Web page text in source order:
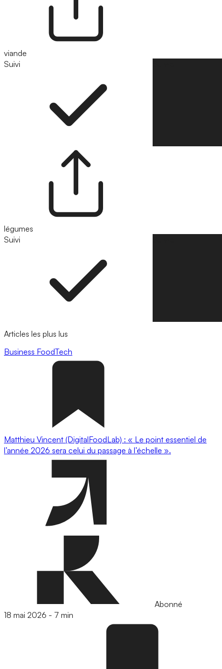
viande
Suivi
légumes
Suivi
Articles les plus lus
Business FoodTech
Matthieu Vincent (DigitalFoodLab) : « Le point essentiel de
l’année 2026 sera celui du passage à l’échelle ».
Abonné
18 mai 2026 - 7 min